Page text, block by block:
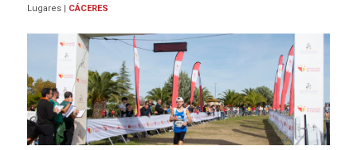
Lugares CÁCERES